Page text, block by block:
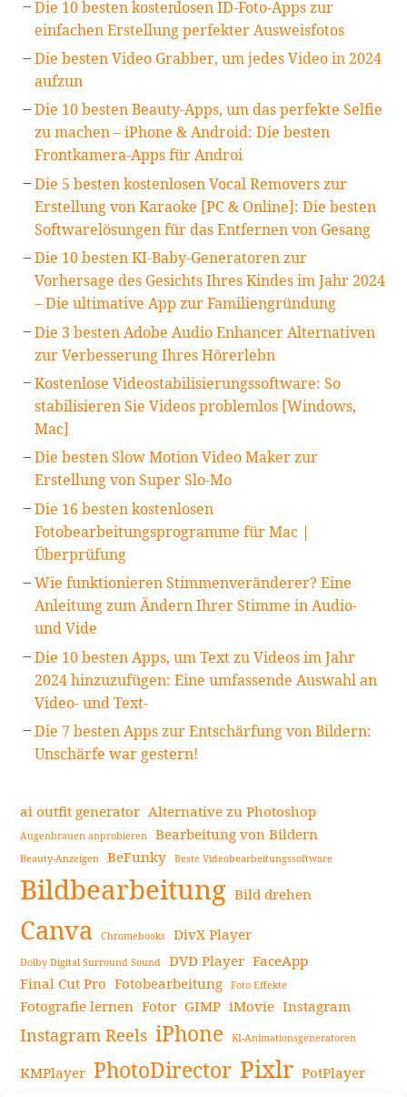
Die 10 besten kostenlosen ID-Foto-Apps zur
einfachen Erstellung perfekter Ausweisfotos
Die besten Video Grabber, um jedes Video in 2024
aufzun
Die 10 besten Beauty-Apps, um das perfekte Selfie
zu machen – iPhone & Android: Die besten
Frontkamera-Apps für Androi
Die 5 besten kostenlosen Vocal Removers zur
Erstellung von Karaoke [PC & Online]: Die besten
Softwarelösungen für das Entfernen von Gesang
Die 10 besten KI-Baby-Generatoren zur
Vorhersage des Gesichts Ihres Kindes im Jahr 2024
– Die ultimative App zur Familiengründung
Die 3 besten Adobe Audio Enhancer Alternativen
zur Verbesserung Ihres Hörerlebn
Kostenlose Videostabilisierungssoftware: So
stabilisieren Sie Videos problemlos [Windows,
Mac]
Die besten Slow Motion Video Maker zur
Erstellung von Super Slo-Mo
Die 16 besten kostenlosen
Fotobearbeitungsprogramme für Mac |
Überprüfung
Wie funktionieren Stimmenveränderer? Eine
Anleitung zum Ändern Ihrer Stimme in Audio-
und Vide
Die 10 besten Apps, um Text zu Videos im Jahr
2024 hinzuzufügen: Eine umfassende Auswahl an
Video- und Text-
Die 7 besten Apps zur Entschärfung von Bildern:
Unschärfe war gestern!
ai outfit generator Alternative zu Photoshop
Augenbrauen anprobieren Bearbeitung von Bildern
Beauty-Anzeigen BeFunky Beste Videobearbeitungssoftware
Bildbearbeitung Bild drehen
Canva Chromebooks DivX Player
Dolby Digital Surround Sound DVD Player FaceApp
Final Cut Pro Fotobearbeitung Foto Effekte
Fotografie lernen Fotor GIMP iMovie Instagram
Instagram Reels iPhone KI-Animationsgeneratoren
KMPlayer PhotoDirector Pixlr PotPlayer